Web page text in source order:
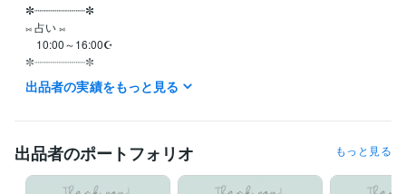
✼┈┈┈┈┈┈┈┈✼
⨝ 占い ⨝
10:00～16:00☪
✼┈┈┈┈┈┈┈┈✼
⨝ ｱﾁｭｰﾝﾒﾝﾄ ⨝
10:00～16:00☪
⨝ おやすみ ⨝
◍┈不定休
◍┈16時～10時、土日祝のDMのお返事
出品者の実績をもっと見る
出品者のポートフォリオ もっと見る